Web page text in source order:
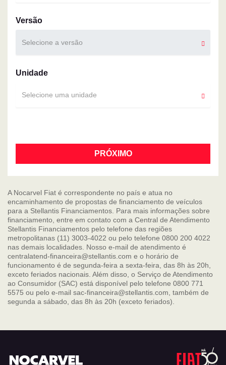
Versão
Selecione a versão
Unidade
Selecione uma unidade
PRÓXIMO
A Nocarvel Fiat é correspondente no país e atua no
encaminhamento de propostas de financiamento de veículos
para a Stellantis Financiamentos. Para mais informações sobre
financiamento, entre em contato com a Central de Atendimento
Stellantis Financiamentos pelo telefone das regiões
metropolitanas (11) 3003-4022 ou pelo telefone 0800 200 4022
nas demais localidades. Nosso e-mail de atendimento é
centralatend-financeira@stellantis.com e o horário de
funcionamento é de segunda-feira a sexta-feira, das 8h às 20h,
exceto feriados nacionais. Além disso, o Serviço de Atendimento
ao Consumidor (SAC) está disponível pelo telefone 0800 771
5575 ou pelo e-mail sac-financeira@stellantis.com, também de
segunda a sábado, das 8h às 20h (exceto feriados).